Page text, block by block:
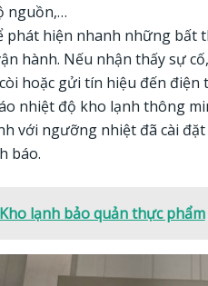
nguồn,…
phát hiện nhanh những
hành. Nếu nhận thấy sự
hoặc gửi tín hiệu đến điện
nhiệt độ kho lạnh thông
với ngưỡng nhiệt đã cài
báo.
Kho lạnh bảo quản thực phẩm